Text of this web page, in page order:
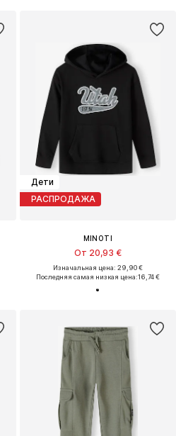
Дети
РАСПРОДАЖА
MINOTI
От 20,93 €
Изначальная цена: 29,90 €
Последняя самая низкая цена:16,74 €